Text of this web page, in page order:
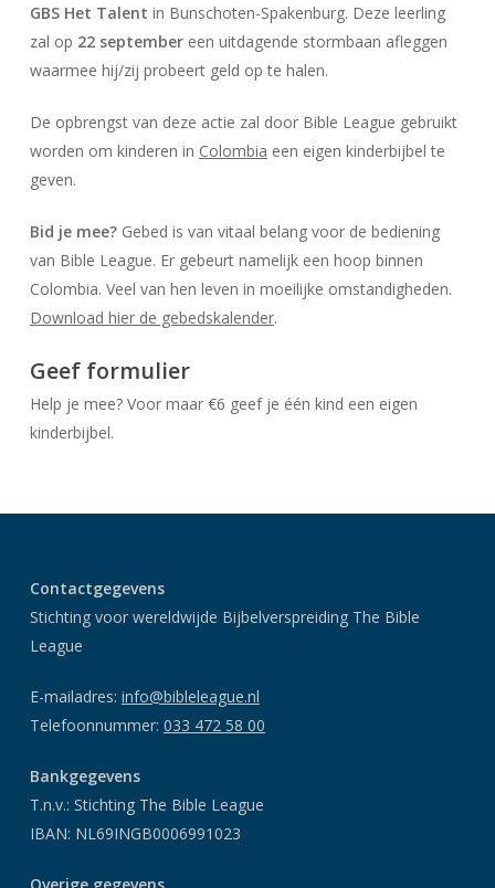
GBS Het Talent in Bunschoten-Spakenburg. Deze leerling
zal op 22 septembereen uitdagende stormbaan afleggen
waarmee hij/zij probeert geld op te halen.
De opbrengst van deze actie zal door Bible League gebruikt
worden om kinderen in Colombia een eigen kinderbijbel te
geven.
Bid je mee?Gebed is van vitaal belang voor de bediening
van Bible League. Er gebeurt namelijk een hoop binnen
Colombia. Veel van hen leven in moeilijke omstandigheden.
Download hier de gebedskalender.
Geef formulier
Help je mee? Voor maar €6 geef je één kind een eigen
kinderbijbel.
Contactgegevens
Stichting voor wereldwijde Bijbelverspreiding The Bible
League
E-mailadres: info@bibleleague.nl
Telefoonnummer: 033 472 58 00
Bankgegevens
T.n.v.: Stichting The Bible League
IBAN: NL69INGB0006991023